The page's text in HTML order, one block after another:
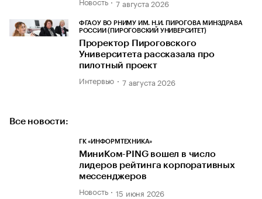
7 августа 2026
ФГАОУ ВО РНИМУ ИМ. Н.И. ПИРОГОВА МИНЗДРАВА
РОССИИ (ПИРОГОВСКИЙ УНИВЕРСИТЕТ)
Проректор Пироговского
Университета рассказала про
пилотный проект
Интервью 7 августа 2026
Все новости:
ГК «ИНФОРМТЕХНИКА»
МиниКом-PING вошел в число
лидеров рейтинга корпоративных
мессенджеров
Новость 15 июня 2026